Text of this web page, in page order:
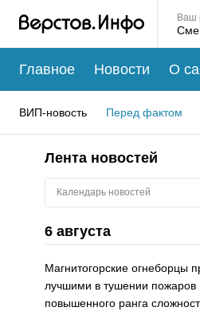
Ваш
Главное Новости О
ВИП-новость Перед фактом
Лента новостей
Календарь новостей
6 августа
Магнитогорские огнеборцы
лучшими в тушении пожаров
повышенного ранга